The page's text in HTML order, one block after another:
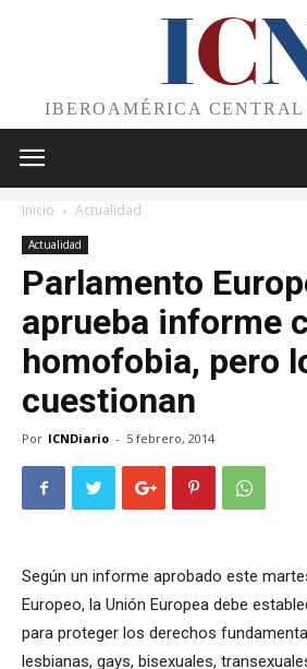
IC
IBEROAMÉRICA
Inicio Actualidad
Actualidad
Parlamento
aprueba informe
homofobia, pero
cuestionan
Por ICNDiario - 5 febrero, 2014
Según un informe aprobado este
Europeo, la Unión Europea debe
para proteger los derechos
lesbianas, gays, bisexuales,